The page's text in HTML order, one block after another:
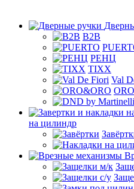
B2B
РЕНЦ
TIXX
Val
на цилиндр